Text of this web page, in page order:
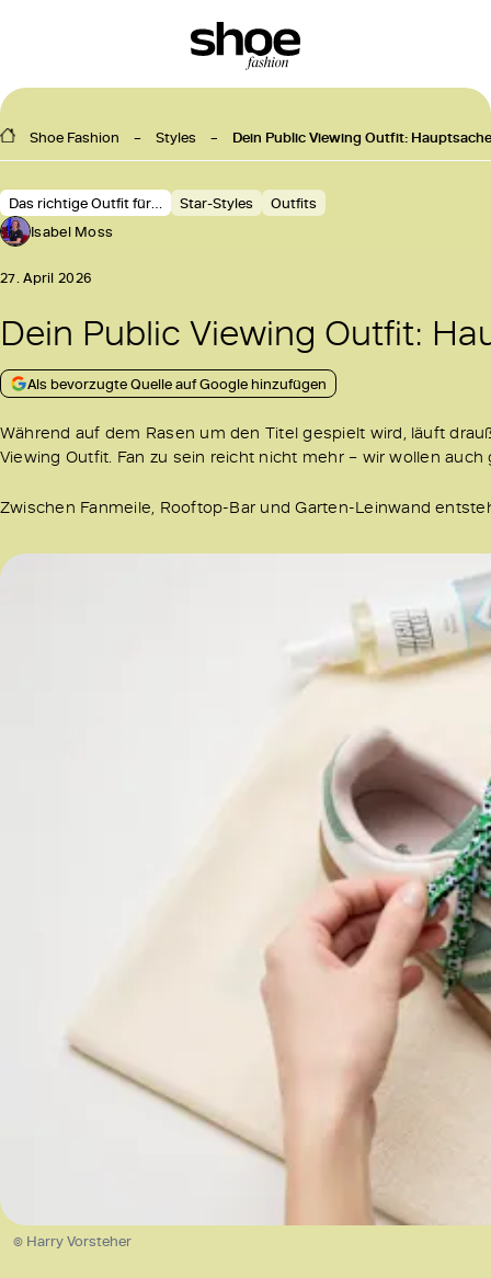
Shoe Fashion Styles Dein Public Viewing Outfit:
Das richtige Outfit für… Star-Styles
Outfits
Isabel Moss
27. April 2026
Dein Public Viewing Outfit:
Als bevorzugte Quelle auf Google hinzufügen
Während auf dem Rasen um den Titel gespielt wird, läuft
Viewing Outfit. Fan zu sein reicht nicht mehr – wir wollen
Zwischen Fanmeile, Rooftop-Bar und Garten-Leinwand
© Harry Vorsteher